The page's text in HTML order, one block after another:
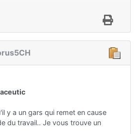
y a un gars qui remet en cause
du travail.. Je vous trouve un